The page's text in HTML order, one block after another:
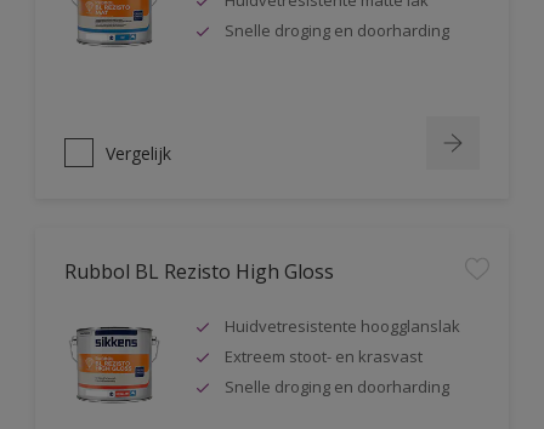
Snelle droging en doorharding
Vergelijk
Rubbol BL Rezisto High Gloss
Huidvetresistente hoogglanslak
Extreem stoot- en krasvast
Snelle droging en doorharding